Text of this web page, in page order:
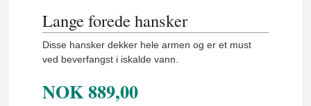
Lange forede hansker
Disse hansker dekker hele armen og er et must
ved beverfangst i iskalde vann.
NOK889,00